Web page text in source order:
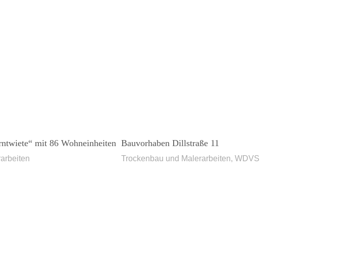
mit 86 Wohneinheiten Bauvorhaben Dillstraße 11
Trockenbau und Malerarbeiten, WDVS